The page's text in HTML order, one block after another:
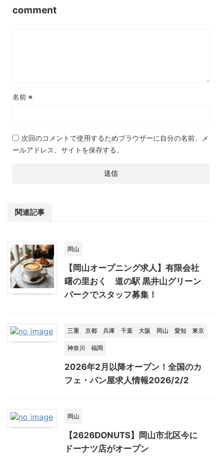
comment
名前 ※
次回のコメントで使用するためブラウザーに自分の名前、メ
ールアドレス、サイトを保存する。
関連記事
岡山
【岡山オープニング求人】有限会社
曙の里おく 道の駅 黒井山グリーン
パークでスタッフ募集！
三重 京都 兵庫 千葉 大阪 岡山 愛知 東京
神奈川 福岡
2026年2月以降オープン！全国のカ
フェ・パン屋求人情報2026/2/2
岡山
【2626DONUTS】岡山市北区今に
ドーナツ店がオープン